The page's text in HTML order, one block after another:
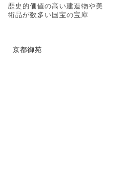
歴史的価値の高い建造物や美
術品が数多い国宝の宝庫
京都御苑